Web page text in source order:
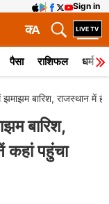
Sign in
A
क
पैसा राशिफल धर्म
झमाझम बारिश, राजस्थान में
बारिश,
कहां पहुंचा